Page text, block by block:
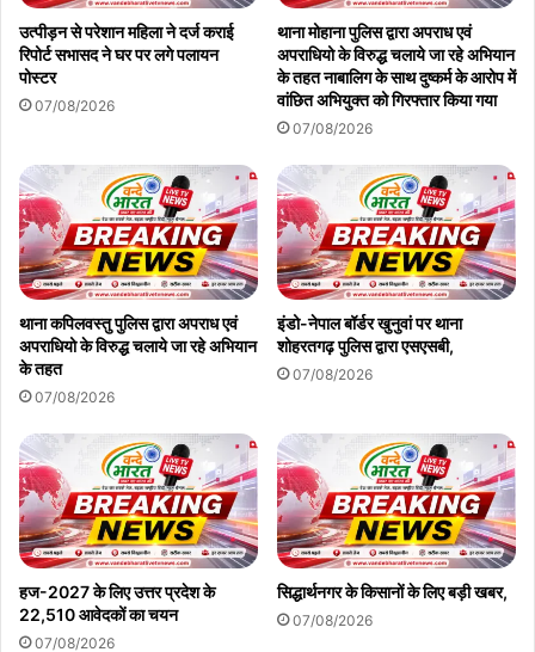
उत्पीड़न से परेशान महिला ने दर्ज कराई
रिपोर्ट सभासद ने घर पर लगे पलायन
पोस्टर
07/08/2026
थाना मोहाना पुलिस द्वारा अपराध एवं
अपराधियो के विरुद्ध चलाये जा रहे अभियान
के तहत नाबालिग के साथ दुष्कर्म के आरोप में
वांछित अभियुक्त को गिरफ्तार किया गया
07/08/2026
थाना कपिलवस्तु पुलिस द्वारा अपराध एवं
अपराधियो के विरुद्ध चलाये जा रहे अभियान
के तहत
07/08/2026
इंडो-नेपाल बॉर्डर खुनुवां पर थाना
शोहरतगढ़ पुलिस द्वारा एसएसबी,
07/08/2026
हज-2027 के लिए उत्तर प्रदेश के
22,510 आवेदकों का चयन
07/08/2026
सिद्धार्थनगर के किसानों के लिए बड़ी खबर,
07/08/2026